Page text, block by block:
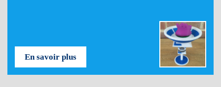
En savoir plus